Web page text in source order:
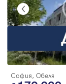
София, Обеля